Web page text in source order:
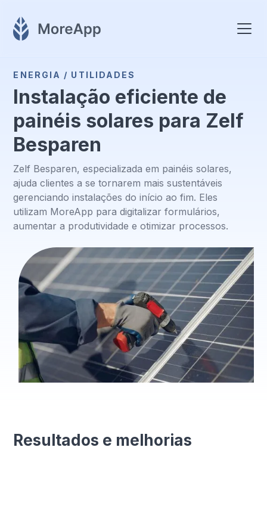
ENERGIA / UTILIDADES
Instalação eficiente de
painéis solares para Zelf
Besparen
Zelf Besparen, especializada em painéis solares,
ajuda clientes a se tornarem mais sustentáveis
gerenciando instalações do início ao fim. Eles
utilizam MoreApp para digitalizar formulários,
aumentar a produtividade e otimizar processos.
Resultados e melhorias